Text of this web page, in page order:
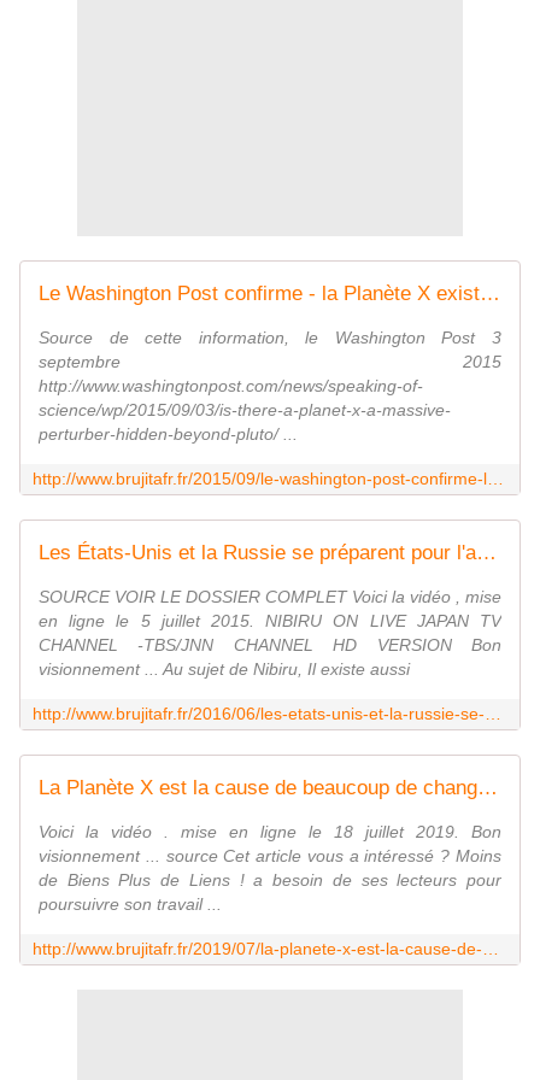
Le Washington Post confirme - la Planète X existe réellement - MOINS de BIENS PLUS de LIENS
Source de cette information, le Washington Post 3
septembre 2015
http://www.washingtonpost.com/news/speaking-of-
science/wp/2015/09/03/is-there-a-planet-x-a-massive-
perturber-hidden-beyond-pluto/ ...
Les États-Unis et la Russie se préparent pour l'arrivée de la Planète X et pour la suite. - MOINS de BIENS PLUS de LIENS
SOURCE VOIR LE DOSSIER COMPLET Voici la vidéo , mise
en ligne le 5 juillet 2015. NIBIRU ON LIVE JAPAN TV
CHANNEL -TBS/JNN CHANNEL HD VERSION Bon
visionnement ... Au sujet de Nibiru, Il existe aussi
La Planète X est la cause de beaucoup de changements ... - MOINS de BIENS PLUS de LIENS
Voici la vidéo . mise en ligne le 18 juillet 2019. Bon
visionnement ... source Cet article vous a intéressé ? Moins
de Biens Plus de Liens ! a besoin de ses lecteurs pour
poursuivre son travail ...